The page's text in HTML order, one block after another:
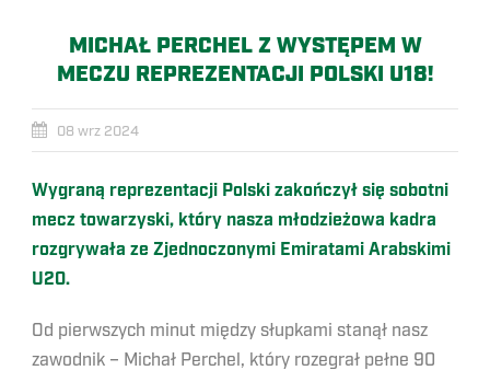
MICHAŁ PERCHEL Z WYSTĘPEM W
MECZU REPREZENTACJI POLSKI U18!
08 wrz 2024
Wygraną reprezentacji Polski zakończył się sobotni
mecz towarzyski, który nasza młodzieżowa kadra
rozgrywała ze Zjednoczonymi Emiratami Arabskimi
U20.
Od pierwszych minut między słupkami stanął nasz
zawodnik – Michał Perchel, który rozegrał pełne 90